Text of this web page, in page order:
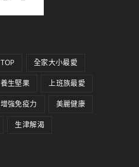
TOP 全家大小最愛
養生堅果 上班族最愛
增強免疫力 美麗健康
生津解渴